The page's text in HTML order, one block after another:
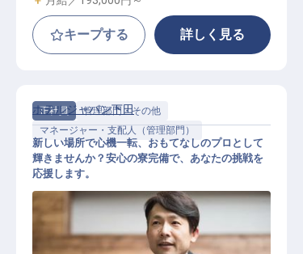
キープする 詳しく見る
正社員
管理部門・その他
マネージャー・支配人（管理部門）
ホテルジャパン下田
新しい場所で心機一転、おもてなしのプロとして
輝きませんか？安心の寮完備で、あなたの挑戦を
応援します。